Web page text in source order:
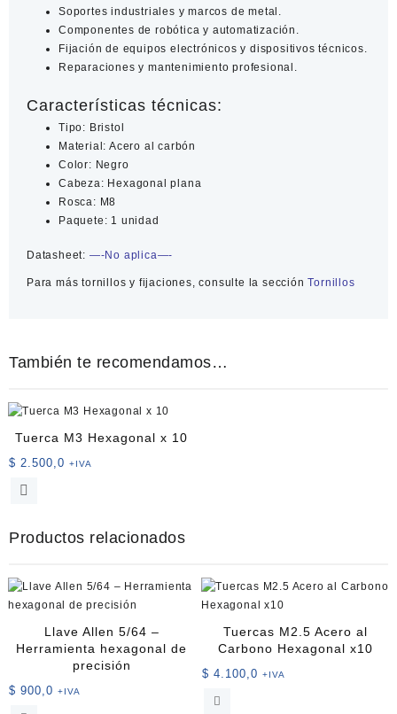
Soportes industriales y marcos de metal.
Componentes de robótica y automatización.
Fijación de equipos electrónicos y dispositivos técnicos.
Reparaciones y mantenimiento profesional.
Características técnicas:
Tipo: Bristol
Material: Acero al carbón
Color: Negro
Cabeza: Hexagonal plana
Rosca: M8
Paquete: 1 unidad
Datasheet: —-No aplica—-
Para más tornillos y fijaciones, consulte la secciónTornillos
También te recomendamos…
Tuerca M3 Hexagonal x 10
$ 2.500,0 +IVA
Productos relacionados
Llave Allen 5/64 –
Herramienta hexagonal de
precisión
$ 900,0 +IVA
Tuercas M2.5 Acero al
Carbono Hexagonal x10
$ 4.100,0 +IVA